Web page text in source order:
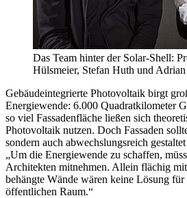
Das Team hinter der Solar-Shell:
Hülsmeier, Stefan Huth und
Gebäudeintegrierte Photovoltaik birgt
Energiewende: 6.000 Quadratkilometer
so viel Fassadenfläche ließen sich
Photovoltaik nutzen. Doch Fassaden
sondern auch abwechslungsreich
„Um die Energiewende zu schaffen,
Architekten mitnehmen. Allein flächig
behängte Wände wären keine Lösung
öffentlichen Raum.“